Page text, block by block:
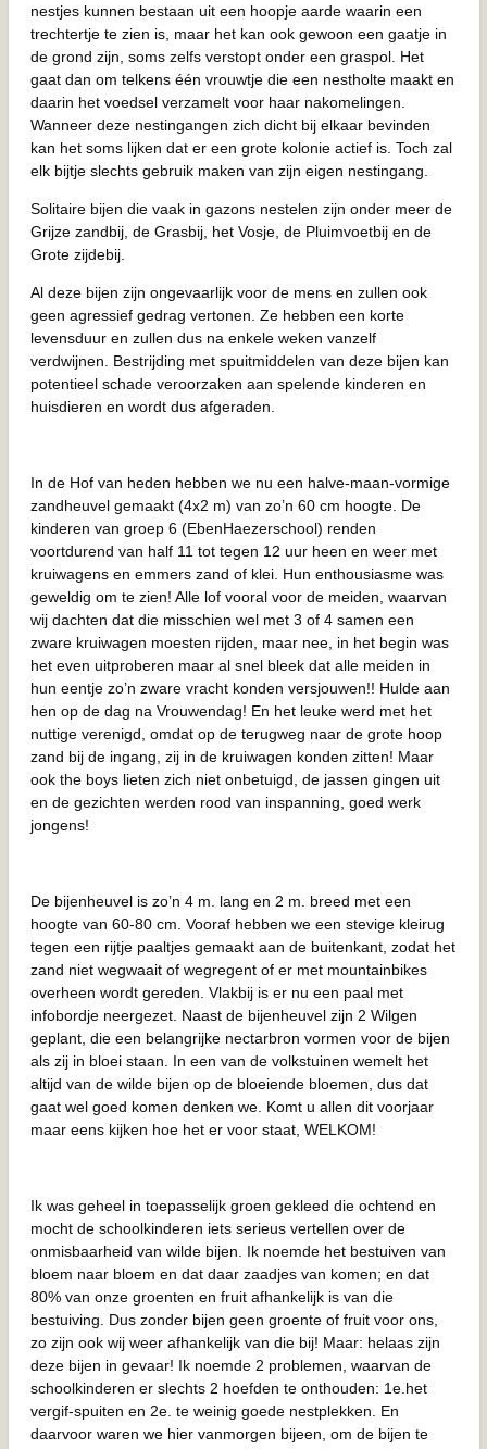
nestjes kunnen bestaan uit een hoopje aarde waarin een
trechtertje te zien is, maar het kan ook gewoon een gaatje in
de grond zijn, soms zelfs verstopt onder een graspol. Het
gaat dan om telkens één vrouwtje die een nestholte maakt en
daarin het voedsel verzamelt voor haar nakomelingen.
Wanneer deze nestingangen zich dicht bij elkaar bevinden
kan het soms lijken dat er een grote kolonie actief is. Toch zal
elk bijtje slechts gebruik maken van zijn eigen nestingang.
Solitaire bijen die vaak in gazons nestelen zijn onder meer de
Grijze zandbij, de Grasbij, het Vosje, de Pluimvoetbij en de
Grote zijdebij.
Al deze bijen zijn ongevaarlijk voor de mens en zullen ook
geen agressief gedrag vertonen. Ze hebben een korte
levensduur en zullen dus na enkele weken vanzelf
verdwijnen. Bestrijding met spuitmiddelen van deze bijen kan
potentieel schade veroorzaken aan spelende kinderen en
huisdieren en wordt dus afgeraden.
In de Hof van heden hebben we nu een halve-maan-vormige
zandheuvel gemaakt (4x2 m) van zo’n 60 cm hoogte. De
kinderen van groep 6 (EbenHaezerschool) renden
voortdurend van half 11 tot tegen 12 uur heen en weer met
kruiwagens en emmers zand of klei. Hun enthousiasme was
geweldig om te zien! Alle lof vooral voor de meiden, waarvan
wij dachten dat die misschien wel met 3 of 4 samen een
zware kruiwagen moesten rijden, maar nee, in het begin was
het even uitproberen maar al snel bleek dat alle meiden in
hun eentje zo’n zware vracht konden versjouwen!! Hulde aan
hen op de dag na Vrouwendag! En het leuke werd met het
nuttige verenigd, omdat op de terugweg naar de grote hoop
zand bij de ingang, zij in de kruiwagen konden zitten! Maar
ook the boys lieten zich niet onbetuigd, de jassen gingen uit
en de gezichten werden rood van inspanning, goed werk
jongens!
De bijenheuvel is zo’n 4 m. lang en 2 m. breed met een
hoogte van 60-80 cm. Vooraf hebben we een stevige kleirug
tegen een rijtje paaltjes gemaakt aan de buitenkant, zodat het
zand niet wegwaait of wegregent of er met mountainbikes
overheen wordt gereden. Vlakbij is er nu een paal met
infobordje neergezet. Naast de bijenheuvel zijn 2 Wilgen
geplant, die een belangrijke nectarbron vormen voor de bijen
als zij in bloei staan. In een van de volkstuinen wemelt het
altijd van de wilde bijen op de bloeiende bloemen, dus dat
gaat wel goed komen denken we. Komt u allen dit voorjaar
maar eens kijken hoe het er voor staat, WELKOM!
Ik was geheel in toepasselijk groen gekleed die ochtend en
mocht de schoolkinderen iets serieus vertellen over de
onmisbaarheid van wilde bijen. Ik noemde het bestuiven van
bloem naar bloem en dat daar zaadjes van komen; en dat
80% van onze groenten en fruit afhankelijk is van die
bestuiving. Dus zonder bijen geen groente of fruit voor ons,
zo zijn ook wij weer afhankelijk van die bij! Maar: helaas zijn
deze bijen in gevaar! Ik noemde 2 problemen, waarvan de
schoolkinderen er slechts 2 hoefden te onthouden: 1e.het
vergif-spuiten en 2e. te weinig goede nestplekken. En
daarvoor waren we hier vanmorgen bijeen, om de bijen te